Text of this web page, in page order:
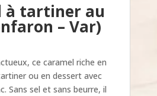
à tartiner au
– Var)
ce caramel riche en
ou en dessert avec
Sans sel et sans beurre, il